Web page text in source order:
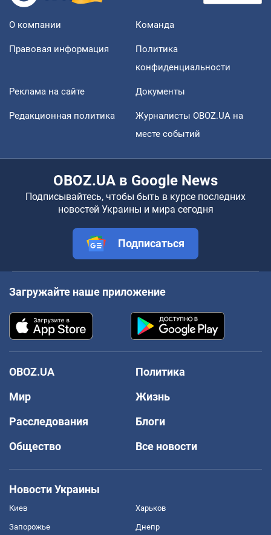
О компании Команда
Правовая информация
Политика
конфиденциальности
Реклама на сайте Документы
Редакционная политика
Журналисты OBOZ.UA на
месте событий
OBOZ.UA в Google News
Подписывайтесь, чтобы быть в курсе последних
новостей Украины и мира сегодня
Подписаться
Загружайте наше приложение
OBOZ.UA
Политика
Мир
Жизнь
Расследования
Блоги
Общество
Все новости
Новости Украины
Киев Харьков
Запорожье Днепр